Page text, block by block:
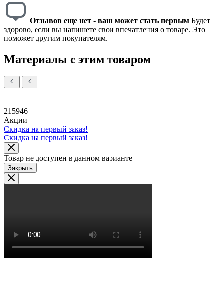
Отзывов еще нет - ваш может стать первым Будет
здорово, если вы напишете свои впечатления о товаре. Это
поможет другим покупателям.
Материалы с этим товаром
215946
Акции
Скидка на первый заказ!
Скидка на первый заказ!
Товар не доступен в данном варианте
Закрыть